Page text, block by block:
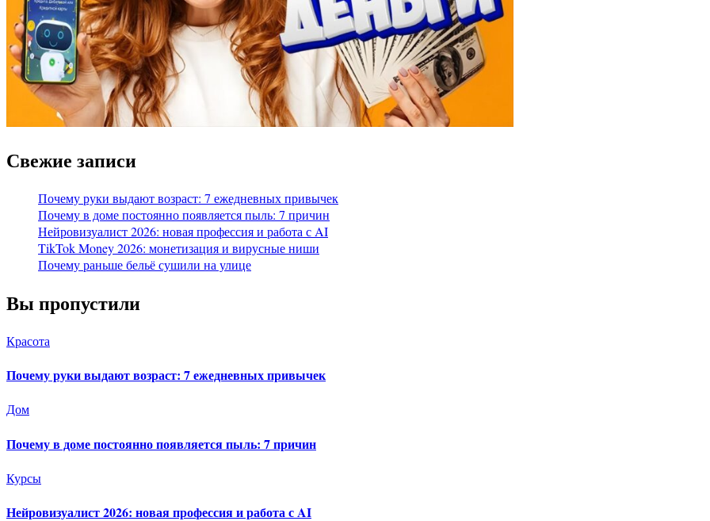
Свежие записи
Почему руки выдают возраст: 7 ежедневных привычек
Почему в доме постоянно появляется пыль: 7 причин
Нейровизуалист 2026: новая профессия и работа с AI
TikTok Money 2026: монетизация и вирусные ниши
Почему раньше бельё сушили на улице
Вы пропустили
Красота
Почему руки выдают возраст: 7 ежедневных привычек
Дом
Почему в доме постоянно появляется пыль: 7 причин
Курсы
Нейровизуалист 2026: новая профессия и работа с AI